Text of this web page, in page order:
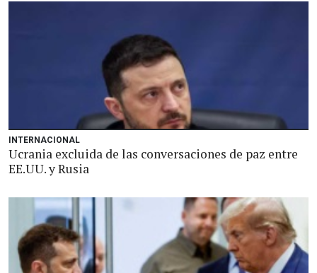
INTERNACIONAL
Ucrania excluida de las conversaciones de paz entre
EE.UU. y Rusia